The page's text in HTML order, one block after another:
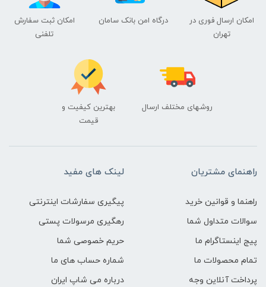
امکان ارسال فوری در
تهران
درگاه امن بانک سامان
امکان ثبت سفارش
تلفنی
روشهای مختلف ارسال
بهترین کیفیت و
قیمت
راهنمای مشتریان
راهنما و قوانین خرید
سوالات متداول شما
پیج اینستاگرام ما
تمام محصولات ما
پرداخت آنلاین وجه
لینک های مفید
پیگیری سفارشات اینترنتی
رهگیری مرسولات پستی
حریم خصوصی شما
شماره حساب های ما
درباره می شاپ ایران